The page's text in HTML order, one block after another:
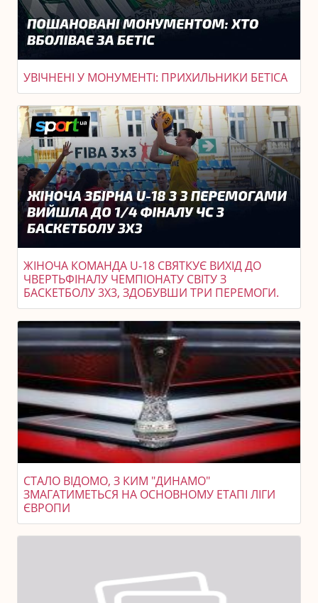
УВІЧНЕНІ У МОНУМЕНТІ: ПРИХИЛЬНИКИ БЕТІСА
ЖІНОЧА КОМАНДА U-18 СВЯТКУЄ ВИХІД ДО
ЧВЕРТЬФІНАЛУ ЧЕМПІОНАТУ СВІТУ З
БАСКЕТБОЛУ 3X3, ЗДОБУВШИ ТРИ ПЕРЕМОГИ.
СТАЛО ВІДОМО, З КИМ "ДИНАМО"
ЗМАГАТИМЕТЬСЯ НА ОСНОВНОМУ ЕТАПІ ЛІГИ
ЄВРОПИ